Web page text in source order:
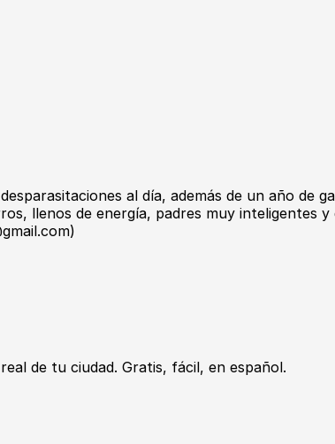
al día, además de un año de
llenos de energía, padres muy inteligentes
de tu ciudad. Gratis, fácil, en español.